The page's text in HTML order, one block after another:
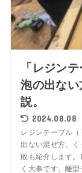
「レジン
泡の出な
説。
2024.08.08
レジンテーブル
出ない混ぜ方、
敗も紹介します
く大事です。離